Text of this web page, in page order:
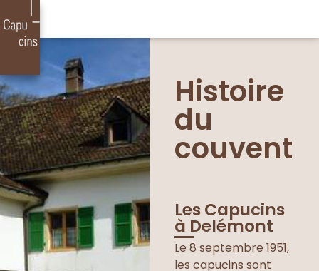
Histoire
du
couvent
Les Capucins
à Delémont
Le 8 septembre 1951,
les capucins sont